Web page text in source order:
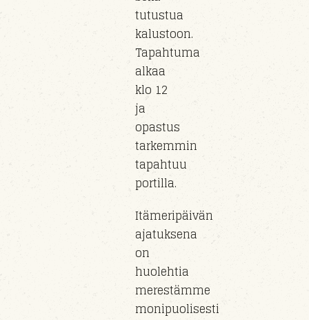
tutustua
kalustoon.
Tapahtuma
alkaa
klo 12
ja
opastus
tarkemmin
tapahtuu
portilla.
Itämeripäivän
ajatuksena
on
huolehtia
merestämme
monipuolisesti